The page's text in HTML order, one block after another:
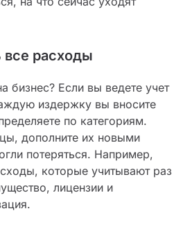
расходы
бизнес? Если вы ведете учет
издержку вы вносите
по категориям.
дополните их новыми
потеряться. Например,
которые учитывают раз
лицензии и